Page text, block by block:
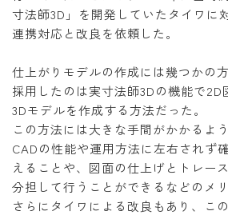
寸法師3D」を開発していたタイワに
連携対応と改良を依頼した。
仕上がりモデルの作成には幾つかの
採用したのは実寸法師3Dの機能で2D
3Dモデルを作成する方法だった。
この方法には大きな手間がかかるよ
CADの性能や運用方法に左右されず
えることや、図面の仕上げとトレー
分担して行うことができるなどのメ
さらにタイワによる改良もあり、こ